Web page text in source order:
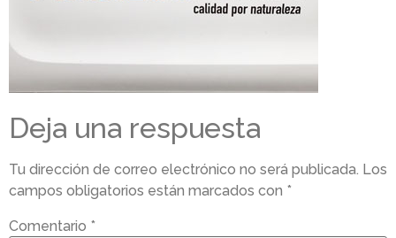
Deja una respuesta
Tu dirección de correo electrónico no será publicada. Los
campos obligatorios están marcados con *
Comentario *